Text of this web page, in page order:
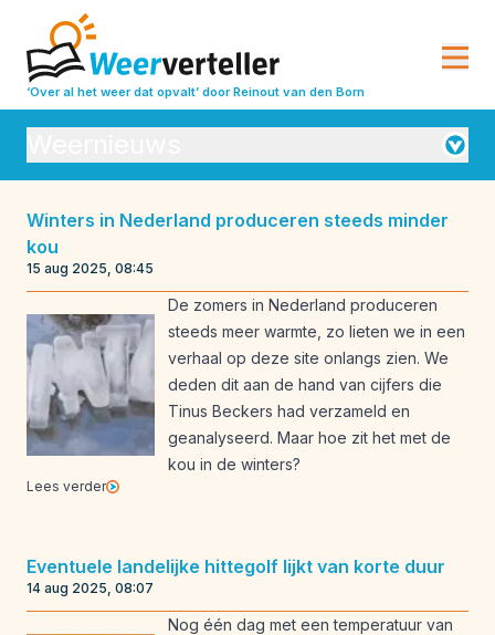
‘Over al het weer dat opvalt’ door Reinout van den Born
Seizoensverwachtingen
Weeranalyse
Weerbeleving
Weeroverzichten
Weerrecords
Weersverwachting
Weeruitleg
Weerverleden
Winters in Nederland produceren steeds minder
kou
15 aug 2025, 08:45
De zomers in Nederland produceren
steeds meer warmte, zo lieten we in een
verhaal op deze site onlangs zien. We
deden dit aan de hand van cijfers die
Tinus Beckers had verzameld en
geanalyseerd. Maar hoe zit het met de
kou in de winters?
Lees verder
Eventuele landelijke hittegolf lijkt van korte duur
14 aug 2025, 08:07
Nog één dag met een temperatuur van